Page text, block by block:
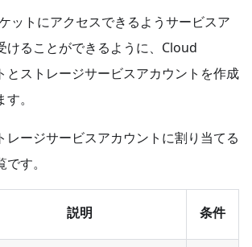
ットにアクセスできるようサービスア
けることができるように、Cloud
とストレージサービスアカウントを作成
。
レージサービスアカウントに割り当てる
す。
説明 条件